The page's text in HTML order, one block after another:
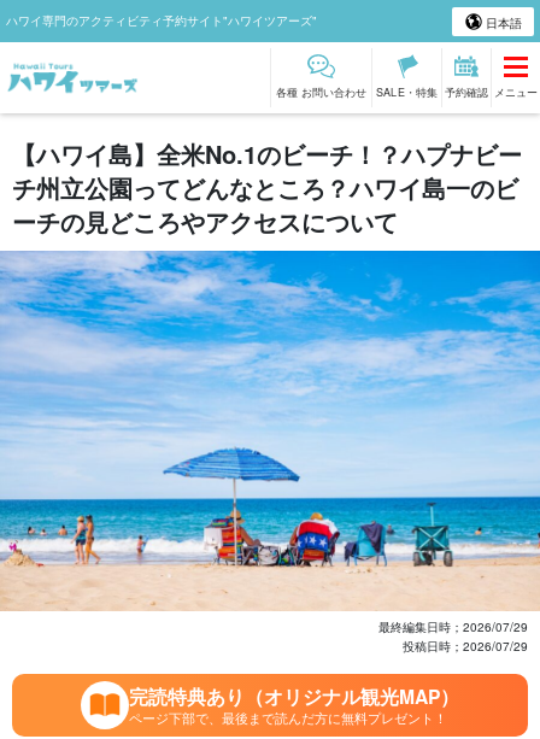
ハワイ専門のアクティビティ予約サイト"ハワイツアーズ" 日本語
各種 お問い合わせ SALE・特集 予約確認 メニュー
【ハワイ島】全米No.1のビーチ！？ハプナビー
チ州立公園ってどんなところ？ハワイ島一のビ
ーチの見どころやアクセスについて
最終編集日時； 2026/07/29
投稿日時； 2026/07/29
完読特典あり（オリジナル観光MAP）
ページ下部で、最後まで読んだ方に無料プレゼント！